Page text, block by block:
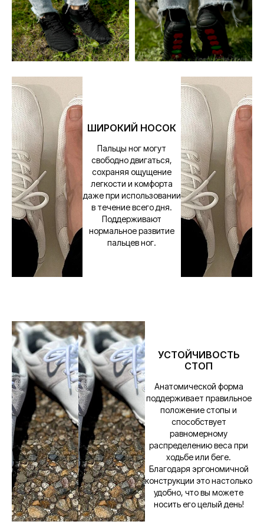
ШИРОКИЙ НОСОК
Пальцы ног могут
свободно двигаться,
сохраняя ощущение
легкости и комфорта
даже при использовании
в течение всего дня.
Поддерживают
нормальное развитие
пальцев ног.
УСТОЙЧИВОСТЬ
СТОП
Анатомической форма
поддерживает правильное
положение стопы и
способствует
равномерному
распределению веса при
ходьбе или беге.
Благодаря эргономичной
конструкции это настолько
удобно, что вы можете
носить его целый день!
©2023 Босоногая
Москва. Все права
защищены.
Каталог
Мужская
Женская
Детская
Аксессуары
Зимняя
Делаем босоногую обувь
доступной и привлекательной.